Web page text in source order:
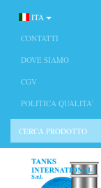
ITA
CONTATTI
DOVE SIAMO
CGV
POLITICA QUALITA’